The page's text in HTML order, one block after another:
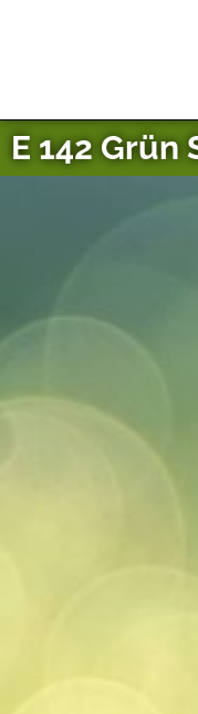
E 142 Grün